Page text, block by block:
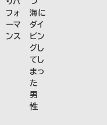
フォ
ーマ
ンス
海に
ダイ
ビン
グし
てし
まっ
た
男
性